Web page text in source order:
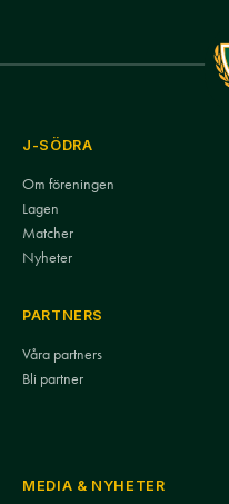
J-SÖDRA
Om föreningen
Lagen
Matcher
Nyheter
PARTNERS
Våra partners
Bli partner
MEDIA & NYHETER